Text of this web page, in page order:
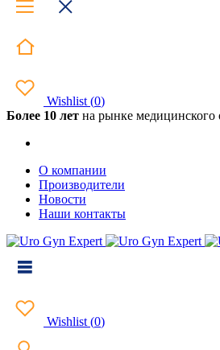
Wishlist (0)
Более 10 лет на рынке медицинского
О компании
Производители
Новости
Наши контакты
Wishlist (0)